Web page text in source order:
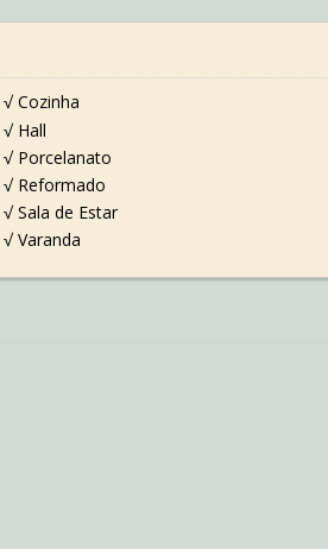
√ Cozinha
√ Hall
√ Porcelanato
√ Reformado
√ Sala de Estar
√ Varanda